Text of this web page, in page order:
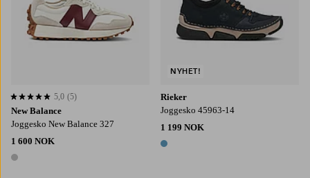
New Balance
Joggesko New Balance 327
1 600 NOK
1 farge
5,0 basert på 5 karaktergivninger
5,0 (5)
Rieker
Joggesko 45963-14
1 199 NOK
1 farge
NYHET!